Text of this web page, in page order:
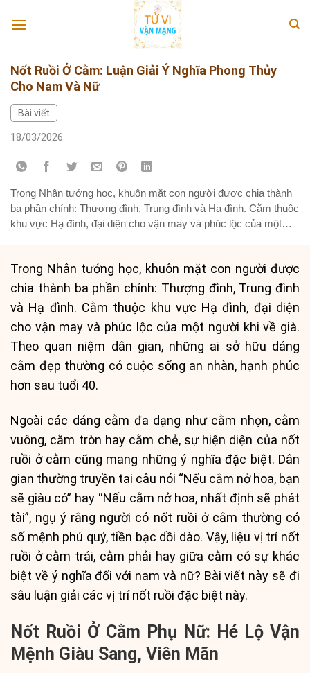
Nốt Ruồi Ở Cằm: Luận Giải Ý Nghĩa Phong Thủy
Cho Nam Và Nữ
Bài viết
18/03/2026
Trong Nhân tướng học, khuôn mặt con người được chia thành
ba phần chính: Thượng đình, Trung đình và Hạ đình. Cằm thuộc
khu vực Hạ đình, đại diện cho vận may và phúc lộc của một
Trong Nhân tướng học, khuôn mặt con người được
chia thành ba phần chính: Thượng đình, Trung đình
và Hạ đình. Cằm thuộc khu vực Hạ đình, đại diện
cho vận may và phúc lộc của một người khi về già.
Theo quan niệm dân gian, những ai sở hữu dáng
cằm đẹp thường có cuộc sống an nhàn, hạnh phúc
hơn sau tuổi 40.
Ngoài các dáng cằm đa dạng như cằm nhọn, cằm
vuông, cằm tròn hay cằm chẻ, sự hiện diện của nốt
ruồi ở cằm cũng mang những ý nghĩa đặc biệt. Dân
gian thường truyền tai câu nói “Nếu cằm nở hoa, bạn
sẽ giàu có” hay “Nếu cằm nở hoa, nhất định sẽ phát
tài”, ngụ ý rằng người có nốt ruồi ở cằm thường có
số mệnh phú quý, tiền bạc dồi dào. Vậy, liệu vị trí nốt
ruồi ở cằm trái, cằm phải hay giữa cằm có sự khác
biệt về ý nghĩa đối với nam và nữ? Bài viết này sẽ đi
sâu luận giải các vị trí nốt ruồi đặc biệt này.
Nốt Ruồi Ở Cằm Phụ Nữ: Hé Lộ Vận
Mệnh Giàu Sang, Viên Mãn